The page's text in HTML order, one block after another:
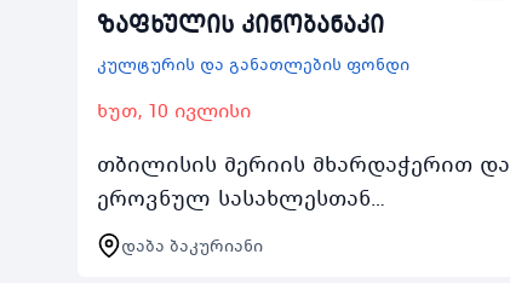
ზაფხულის კინობანაკი
კულტურის და განათლების ფონდი
ხუთ, 10 ივლისი
თბილისის მერიის მხარდაჭერით და
ეროვნულ სასახლესთან
თანამშრომლობით 2025 წლის 1016
ივლისს თბილისის მაცხოვრებელი
დაბა ბაკურიანი